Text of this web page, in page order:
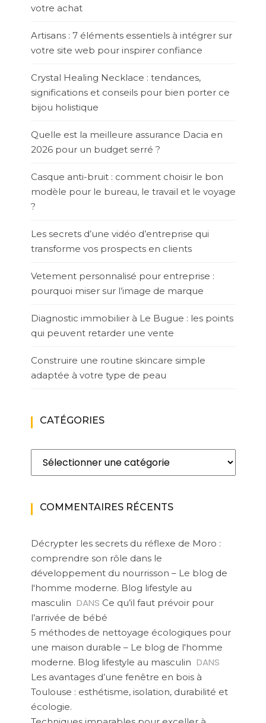
votre achat
Artisans : 7 éléments essentiels à intégrer sur
votre site web pour inspirer confiance
Crystal Healing Necklace : tendances,
significations et conseils pour bien porter ce
bijou holistique
Quelle est la meilleure assurance Dacia en
2026 pour un budget serré ?
Casque anti-bruit : comment choisir le bon
modèle pour le bureau, le travail et le voyage
?
Les secrets d’une vidéo d’entreprise qui
transforme vos prospects en clients
Vetement personnalisé pour entreprise :
pourquoi miser sur l’image de marque
Diagnostic immobilier à Le Bugue : les points
qui peuvent retarder une vente
Construire une routine skincare simple
adaptée à votre type de peau
CATÉGORIES
Catégories
COMMENTAIRES RÉCENTS
Décrypter les secrets du réflexe de Moro :
comprendre son rôle dans le
développement du nourrisson – Le blog de
l'homme moderne. Blog lifestyle au
masculin DANS Ce qu’il faut prévoir pour
l’arrivée de bébé
5 méthodes de nettoyage écologiques pour
une maison durable – Le blog de l'homme
moderne. Blog lifestyle au masculin DANS
Les avantages d’une fenêtre en bois à
Toulouse : esthétisme, isolation, durabilité et
écologie.